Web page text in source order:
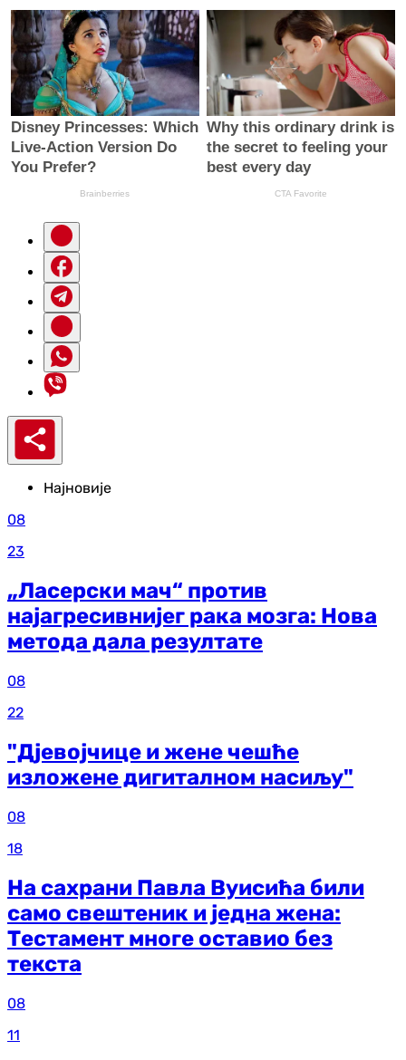
Најновије
08
23
„Ласерски мач“ против
најагресивнијег рака мозга: Нова
метода дала резултате
08
22
"Дјевојчице и жене чешће
изложене дигиталном насиљу"
08
18
На сахрани Павла Вуисића били
само свештеник и једна жена:
Тестамент многе оставио без
текста
08
11